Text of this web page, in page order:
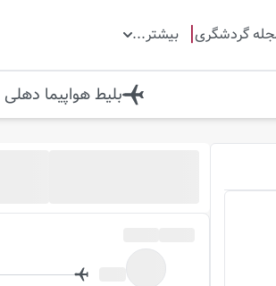
گردشگری بیشتر...
بلیط هواپیما دهلی